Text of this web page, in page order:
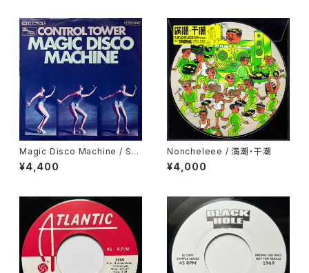
Magic Disco Machine / Scr
atchin'
¥4,400
Noncheleee / 満潮・干潮
¥4,000